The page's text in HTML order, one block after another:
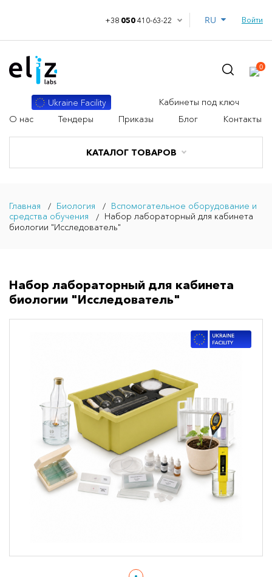
+38 050410-63-22 Войти
КАТАЛОГ ТОВАРОВ
Ukraine Facility
Кабинеты под ключ
О нас
Тендеры Приказы Блог Контакты
0
Главная Биология
Вспомогательное оборудование и
средства обучения
Набор лабораторный для кабинета
биологии "Исследователь"
Набор лабораторный для кабинета
биологии "Исследователь"